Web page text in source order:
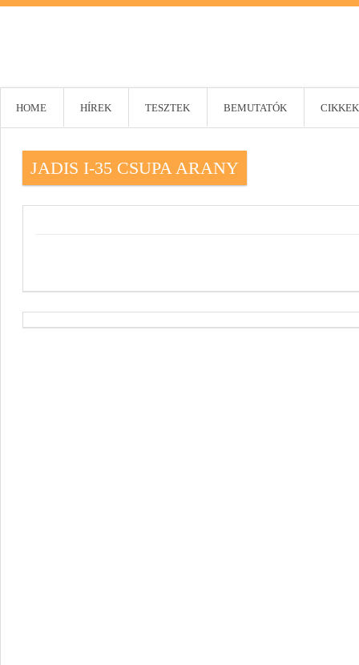
HOME HÍREK TESZTEK BEMUTATÓK CIKKEK
JADIS I-35 CSUPA ARANY